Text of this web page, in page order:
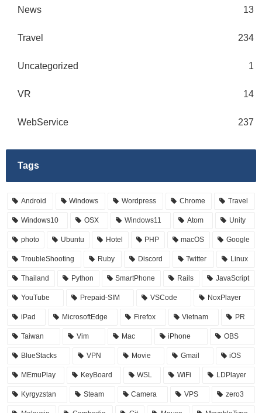
News 13
Travel 234
Uncategorized 1
VR 14
WebService 237
Tags
Android Windows Wordpress Chrome Travel
Windows10 OSX Windows11 Atom Unity
photo Ubuntu Hotel PHP macOS Google
TroubleShooting Ruby Discord Twitter Linux
Thailand Python SmartPhone Rails JavaScript
YouTube Prepaid-SIM VSCode NoxPlayer
iPad MicrosoftEdge Firefox Vietnam PR
Taiwan Vim Mac iPhone OBS
BlueStacks VPN Movie Gmail iOS
MEmuPlay KeyBoard WSL WiFi LDPlayer
Kyrgyzstan Steam Camera VPS zero3